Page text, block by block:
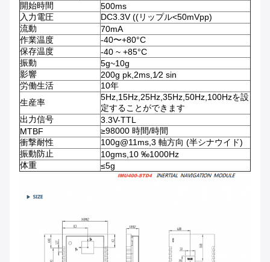
開始時間
500ms
入力電圧
DC3.3V ((リップル<50mVpp)
流動
70mA
作業温度
-40〜+80°C
保存温度
-40 ~ +85°C
振動
5g~10g
影響
200g pk,2ms,1⁄2 sin
労働生活
10年
生産率
5Hz,15Hz,25Hz,35Hz,50Hz,100Hzを設
定することができます
出力信号
3.3V-TTL
MTBF
≥98000 時間/時間
衝撃耐性
100g@11ms,3 軸方向 (半シナウイド)
振動防止
10gms,10 ‰1000Hz
体重
≤5g